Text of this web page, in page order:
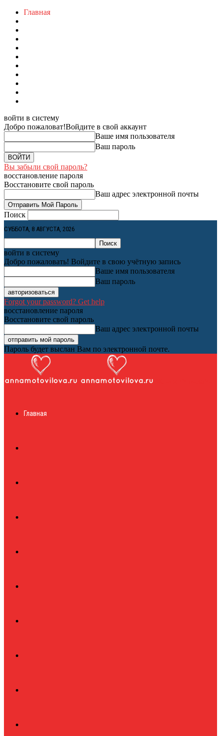
Главная
войти в систему
Добро пожаловат!Войдите в свой аккаунт
Ваше имя пользователя
Ваш пароль
Вы забыли свой пароль?
восстановление пароля
Восстановите свой пароль
Ваш адрес электронной почты
Поиск
СУББОТА, 8 АВГУСТА, 2026
войти в систему
Добро пожаловать! Войдите в свою учётную запись
Ваше имя пользователя
Ваш пароль
Forgot your password? Get help
восстановление пароля
Восстановите свой пароль
Ваш адрес электронной почты
Пароль будет выслан Вам по электронной почте.
журналГлавная